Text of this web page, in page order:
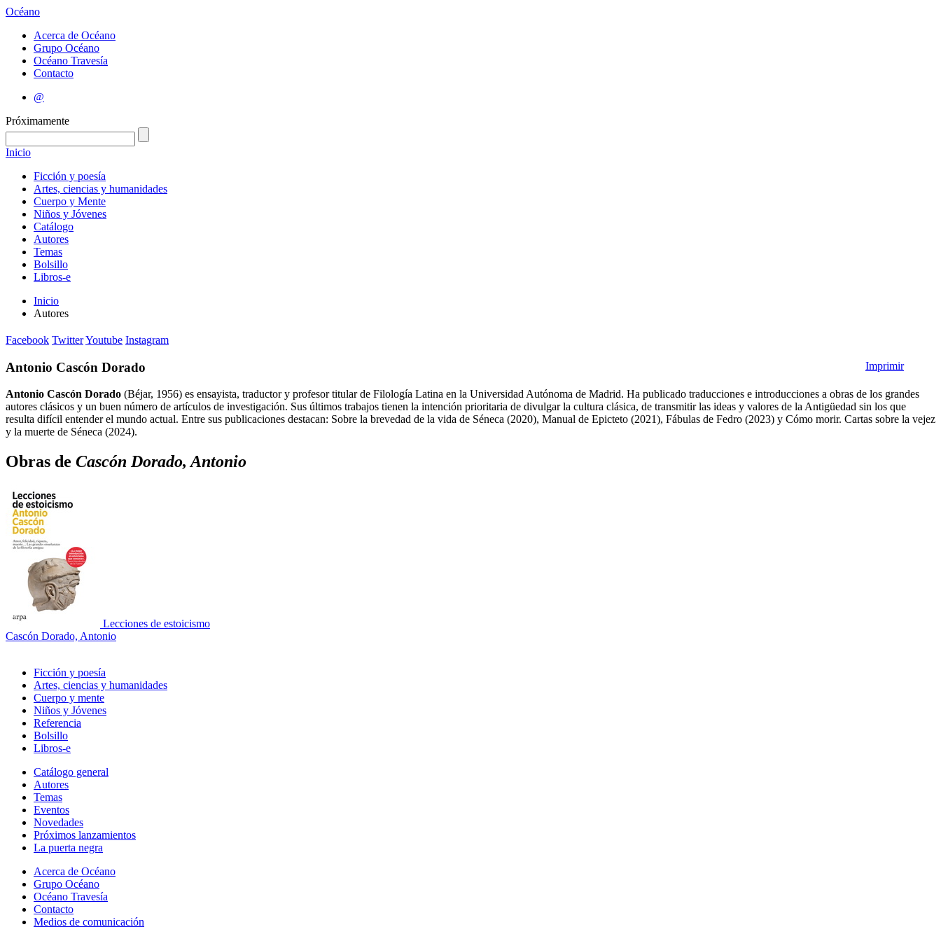
Océano
Acerca de Océano
Grupo Océano
Océano Travesía
Contacto
@
Próximamente
Inicio
Ficción y poesía
Artes, ciencias y humanidades
Cuerpo y Mente
Niños y Jóvenes
Catálogo
Autores
Temas
Bolsillo
Libros-e
Inicio
Autores
Facebook TwitterYoutube Instagram
Imprimir
Antonio Cascón Dorado
Antonio Cascón Dorado (Béjar, 1956) es ensayista, traductor y profesor titular de Filología Latina en la Universidad Autónoma de Madrid. Ha publicado traducciones e introducciones a obras de los grandes
autores clásicos y un buen número de artículos de investigación. Sus últimos trabajos tienen la intención prioritaria de divulgar la cultura clásica, de transmitir las ideas y valores de la Antigüedad sin los que
resulta difícil entender el mundo actual. Entre sus publicaciones destacan: Sobre la brevedad de la vida de Séneca (2020), Manual de Epicteto (2021), Fábulas de Fedro (2023) y Cómo morir. Cartas sobre la vejez
y la muerte de Séneca (2024).
Obras de Cascón Dorado, Antonio
Lecciones de estoicismo
Cascón Dorado, Antonio
Ficción y poesía
Artes, ciencias y humanidades
Cuerpo y mente
Niños y Jóvenes
Referencia
Bolsillo
Libros-e
Catálogo general
Autores
Temas
Eventos
Novedades
Próximos lanzamientos
La puerta negra
Acerca de Océano
Grupo Océano
Océano Travesía
Contacto
Medios de comunicación